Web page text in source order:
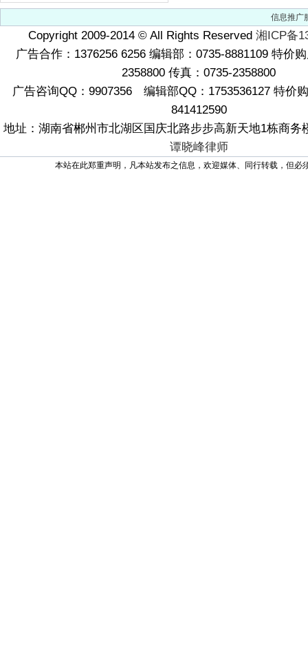
信息推广
Copyright 2009-2014 ©All Rights Reserved 湘ICP备
广告合作：1376256 6256 编辑部：0735-8881109 特价
2358800 传真：0735-2358800
广告咨询QQ：9907356 编辑部QQ：1753536127 特价
841412590
地址：湖南省郴州市北湖区国庆北路步步高新天地1栋商务
谭晓峰律师
本站在此郑重声明，凡本站发布之信息，欢迎媒体、同行转载，但